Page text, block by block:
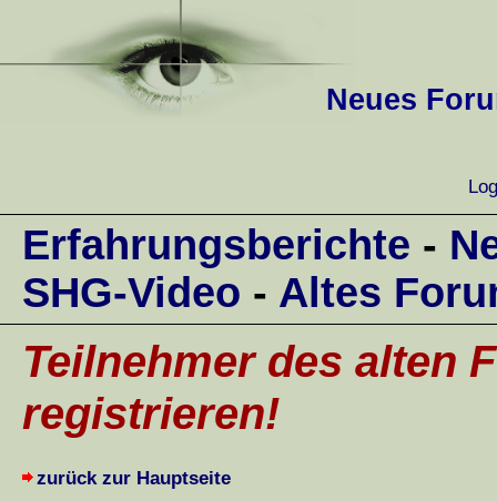
Neues
Erfahrungsberichte -
SHG-Video - Altes
Teilnehmer des alten
registrieren!
zurück zur Hauptseite